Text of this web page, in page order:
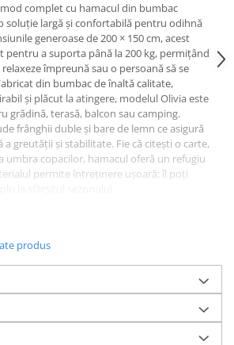
iluminat
complet cu hamacul din bumbac
soluţie largă şi confortabilă pentru odihnă
generoase de 200 × 150 cm, acest
pentru a suporta până la 200 kg, permiţând
împreună sau o persoană să se
din bumbac de înaltă calitate,
şi plăcut la atingere, modelul Olivia este
grădină, terasă, balcon sau camping.
frânghii duble şi bare de lemn ce asigură
greutăţii şi stabilitate. Fie că citeşti o carte,
umbra copacilor, hamacul oferă un refugiu
permite întreţinere uşoară: îl poţi
150 cm
200 kg
balcon, terasă, camping
într-o oază de relaxare cu hamacul
durabilitate într-un singur produs.
produs